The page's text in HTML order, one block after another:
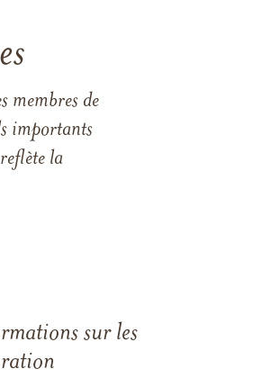
membres de
importants
la
sur les